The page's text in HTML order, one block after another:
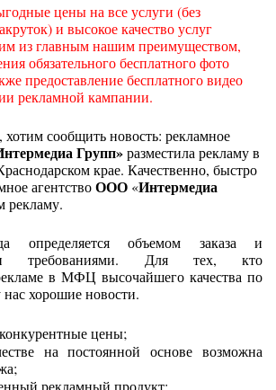
цены на все услуги (без
и высокое качество услуг
из главным нашим преимуществом,
обязательного бесплатного фото
предоставление бесплатного видео
рекламной кампании.
хотим сообщить новость: рекламное
Групп»разместила рекламу в
крае. Качественно, быстро
агентствоООО «Интермедиа
рекламу.
определяется объемом заказа и
требованиями. Для тех, кто
в МФЦ высочайшего качества по
хорошие новости.
цены;
на постоянной основе возможна
рекламный продукт;